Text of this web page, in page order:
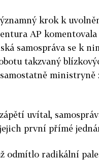
krok k
AP
samospráva se k
takzvaný
samostatně
uvítal,
první přímé
odmítlo radikální